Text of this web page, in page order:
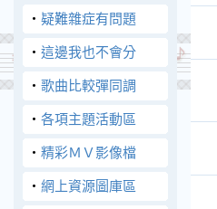
‧ 疑難雜症有問題
‧ 這邊我也不會分
‧ 歌曲比較彈同調
‧ 各項主題活動區
‧ 精彩ＭＶ影像檔
‧ 網上資源圖庫區